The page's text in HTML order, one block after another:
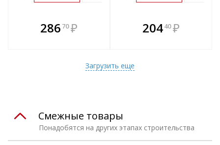
286 70 ₽
В комплекте
всегда выгоднее!
В комплекте
всегда выгоднее!
20440 ₽
Загрузить еще
Понадобятся на других этапах строительства
Смежные товары